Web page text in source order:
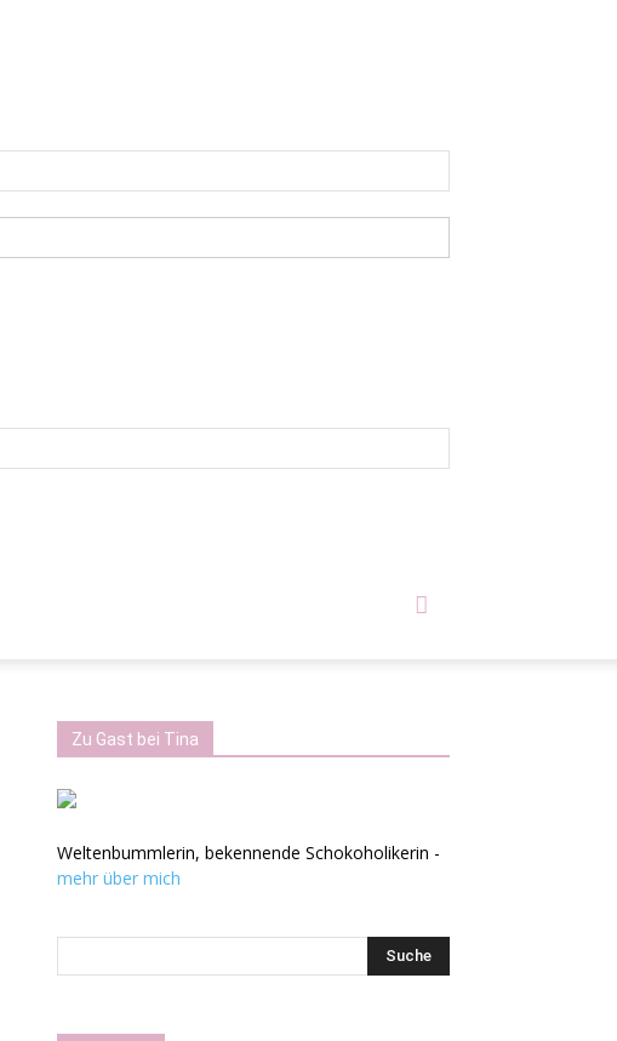
Zu Gast bei Tina
Weltenbummlerin, bekennende Schokoholikerin -
mehr über mich